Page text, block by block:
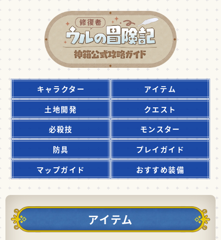
キャラクター
アイテム
土地開発
クエスト
必殺技
モンスター
防具
プレイガイド
マップガイド
おすすめ装備
アイテム